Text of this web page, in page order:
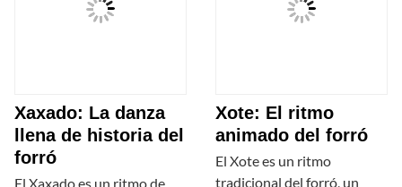
Xaxado: La danza
llena de historia del
forró
El Xaxado es un ritmo de
Xote: El ritmo
animado del forró
El Xote es un ritmo
tradicional del forró, un